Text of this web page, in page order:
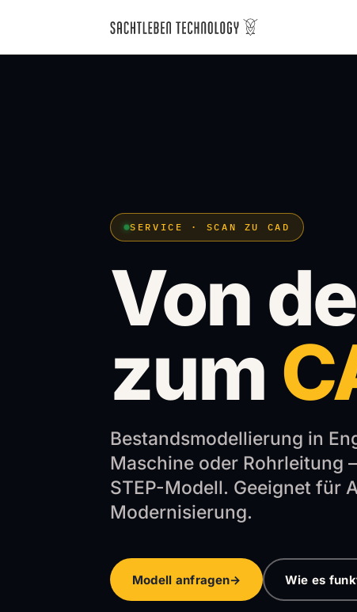
SERVICE · SCAN ZU CAD
Von
zum
Bestandsmodellierung in
Maschine oder Rohrleitung
STEP-Modell. Geeignet für
Modernisierung.
Modell anfragen→ Wie es